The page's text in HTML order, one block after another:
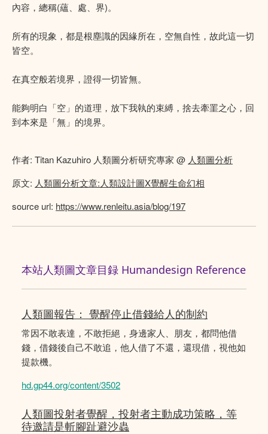
內容，總稱(蘊、處、界)。
所有的現象，都是根塵識的因緣所在，空無自性，故此這一切
皆空。
在真空般若境界，證得一切皆無。
能夠明白「空」的道理，放下我執的束縛，捨去牽罣之心，回
到本來是「無」的境界。
作者: Titan Kazuhiro 人類圖分析研究專家 @ 人類圖分析
原文: 人類圖分析文章:人類設計圖X覺醒生命幻相
source url: https://www.renleitu.asia/blog/197
本站人類圖文章目録 Humandesign Reference
人類圖報告： 覺醒停止借錢給人的制約
常因不敢表達，不敢拒絕，身邊家人、朋友，都問他借
錢，借錢後自己不敢追，他人借了不還，還現借，視他如
提款機。
hd.gp44.org/content/3502
人類圖投射者覺醒，投射者主動成功策略，等
待邀請是斬腳趾避沙蟲